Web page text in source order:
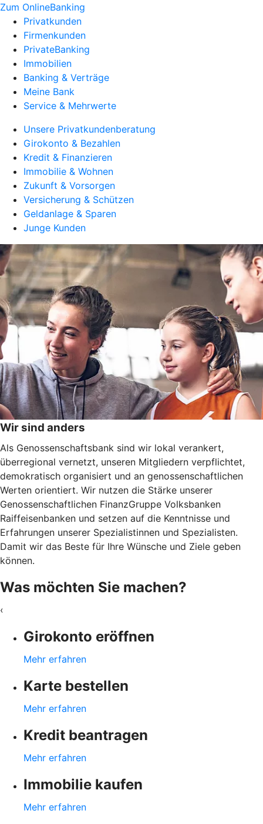
Zum OnlineBanking
Privatkunden
Firmenkunden
PrivateBanking
Immobilien
Banking & Verträge
Meine Bank
Service & Mehrwerte
Unsere Privatkundenberatung
Girokonto & Bezahlen
Kredit & Finanzieren
Immobilie & Wohnen
Zukunft & Vorsorgen
Versicherung & Schützen
Geldanlage & Sparen
Junge Kunden
Wir sind anders
Als Genossenschaftsbank sind wir lokal verankert,
überregional vernetzt, unseren Mitgliedern verpflichtet,
demokratisch organisiert und an genossenschaftlichen
Werten orientiert. Wir nutzen die Stärke unserer
Genossenschaftlichen FinanzGruppe Volksbanken
Raiffeisenbanken und setzen auf die Kenntnisse und
Erfahrungen unserer Spezialistinnen und Spezialisten.
Damit wir das Beste für Ihre Wünsche und Ziele geben
können.
Was möchten Sie machen?
‹
Girokonto eröffnen
Mehr erfahren
Karte bestellen
Mehr erfahren
Kredit beantragen
Mehr erfahren
Immobilie kaufen
Mehr erfahren